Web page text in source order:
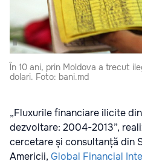
În 10 ani, prin Moldova a trecut
dolari. Foto: bani.md
„Fluxurile financiare ilicite
dezvoltare: 2004-2013”,
cercetare și consultanță din
Americii, Global Financial